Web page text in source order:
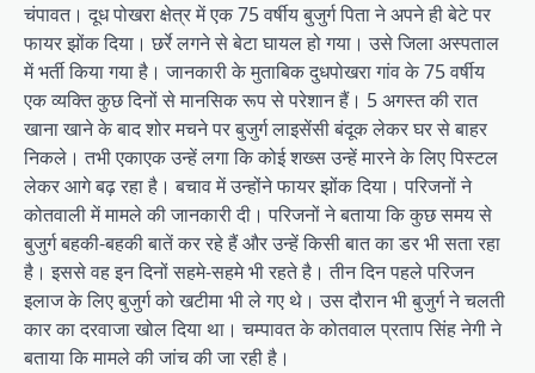
चंपावत। दूध पोखरा क्षेत्र में एक 75 वर्षीय बुजुर्ग पिता ने अपने ही बेटे पर
फायर झोंक दिया। छर्रे लगने से बेटा घायल हो गया। उसे जिला अस्पताल
में भर्ती किया गया है। जानकारी के मुताबिक दुधपोखरा गांव के 75 वर्षीय
एक व्यक्ति कुछ दिनों से मानसिक रूप से परेशान हैं। 5 अगस्त की रात
खाना खाने के बाद शोर मचने पर बुजुर्ग लाइसेंसी बंदूक लेकर घर से बाहर
निकले। तभी एकाएक उन्हें लगा कि कोई शख्स उन्हें मारने के लिए पिस्टल
लेकर आगे बढ़ रहा है। बचाव में उन्होंने फायर झोंक दिया। परिजनों ने
कोतवाली में मामले की जानकारी दी। परिजनों ने बताया कि कुछ समय से
बुजुर्ग बहकी-बहकी बातें कर रहे हैं और उन्हें किसी बात का डर भी सता रहा
है। इससे वह इन दिनों सहमे-सहमे भी रहते है। तीन दिन पहले परिजन
इलाज के लिए बुजुर्ग को खटीमा भी ले गए थे। उस दौरान भी बुजुर्ग ने चलती
कार का दरवाजा खोल दिया था। चम्पावत के कोतवाल प्रताप सिंह नेगी ने
बताया कि मामले की जांच की जा रही है।